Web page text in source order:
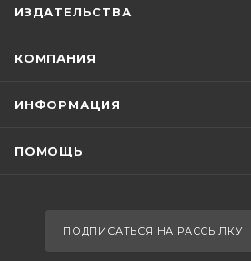
ИЗДАТЕЛЬСТВА
КОМПАНИЯ
ИНФОРМАЦИЯ
ПОМОЩЬ
ПОДПИСАТЬСЯ НА РАССЫЛКУ